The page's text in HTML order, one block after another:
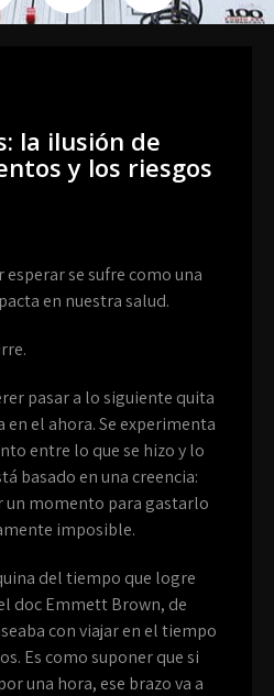
la ilusión de
y los riesgos
se sufre como una
en nuestra salud.
pasar a lo siguiente quita
en el ahora. Se experimenta
entre lo que se hizo y lo
basado en una creencia:
un momento para gastarlo
imposible.
del tiempo que logre
doc Emmett Brown, de
con viajar en el tiempo
Es como suponer que si
una hora, ese brazo va a